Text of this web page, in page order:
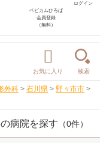
ログイン
ベビカムひろば
会員登録
（無料）
お気に入り 検索
外科 > 石川県 > 野々市市 >
病院を探す （0件）